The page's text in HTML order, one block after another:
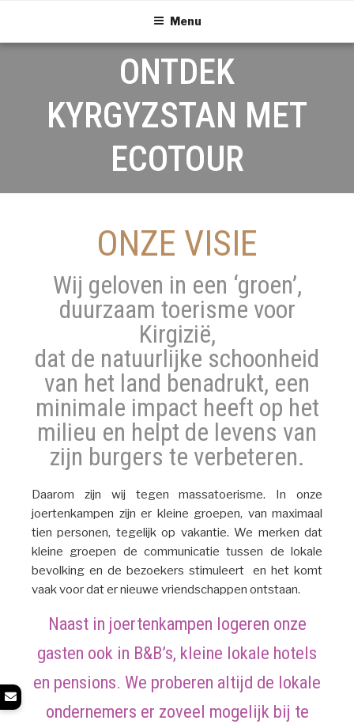
ONTDEK
KYRGYZSTAN MET
ECOTOUR
Menu
ONZE VISIE
Wij geloven in een ‘groen’,
duurzaam toerisme voor
Kirgizië,
dat de natuurlijke schoonheid
van het land benadrukt, een
minimale impact heeft op het
milieu en helpt de levens van
zijn burgers te verbeteren.
Daarom zijn wij tegen massatoerisme. In onze
joertenkampen zijn er kleine groepen, van maximaal
tien personen, tegelijk op vakantie. We merken dat
kleine groepen de communicatie tussen de lokale
bevolking en de bezoekers stimuleert en het komt
vaak voor dat er nieuwe vriendschappen ontstaan.
Naast in joertenkampen logeren onze
gasten ook in B&B’s, kleine lokale hotels
en pensions. We proberen altijd de lokale
ondernemers er zoveel mogelijk bij te